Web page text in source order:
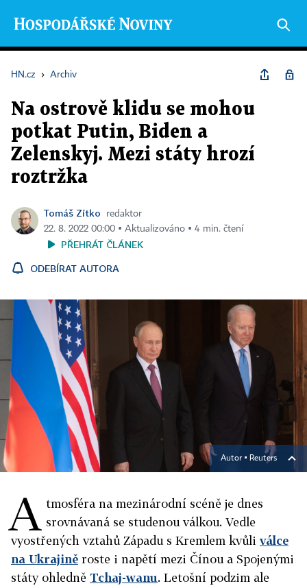
HN.cz › Archiv
Na ostrově klidu se mohou
potkat Putin, Biden a
Zelenskyj. Mezi státy hrozí
roztržka
Tomáš Zítko
redaktor
22. 8. 2022 00:00 ▪ Aktualizováno ▪ 4 min. čtení
PŘEHRÁT ČLÁNEK
ODEBÍRAT AUTORA
Autor ▪ Reuters
A tmosféra na mezinárodní scéně je dnes
srovnávaná se studenou válkou. Vedle
vyostřených vztahů Západu s Kremlem kvůliválce
na Ukrajině roste i napětí mezi Čínou a Spojenými
státy ohledně Tchaj-wanu. Letošní podzim ale